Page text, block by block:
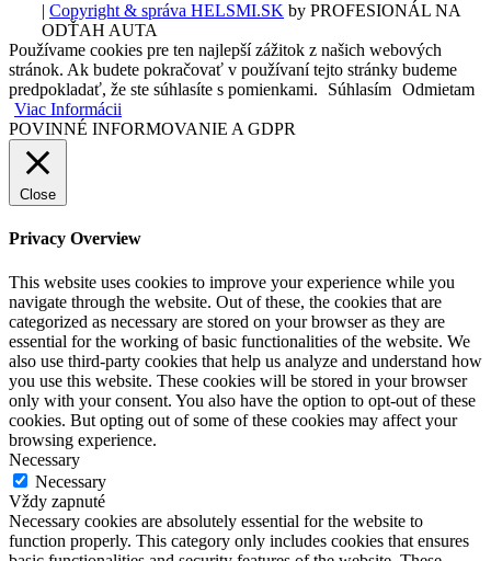
| Copyright & správa HELSMI.SK by PROFESIONÁL NA
ODŤAH AUTA
Používame cookies pre ten najlepší zážitok z našich webových
stránok. Ak budete pokračovať v používaní tejto stránky budeme
predpokladať, že ste súhlasíte s pomienkami.
Súhlasím Odmietam
Viac Informácii
POVINNÉ INFORMOVANIE A GDPR
Close
Privacy Overview
This website uses cookies to improve your experience while you
navigate through the website. Out of these, the cookies that are
categorized as necessary are stored on your browser as they are
essential for the working of basic functionalities of the website. We
also use third-party cookies that help us analyze and understand how
you use this website. These cookies will be stored in your browser
only with your consent. You also have the option to opt-out of these
cookies. But opting out of some of these cookies may affect your
browsing experience.
Necessary
Necessary
Vždy zapnuté
Necessary cookies are absolutely essential for the website to
function properly. This category only includes cookies that ensures